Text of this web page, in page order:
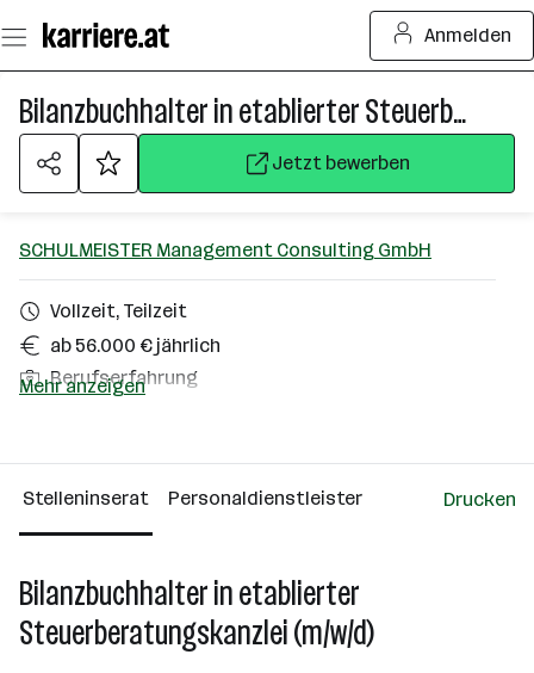
Seiteninhalt
springen
Anmelden
Bilanzbuchhalter in etablierter Steuerberatungskanzlei (m/w/d)
Jetzt bewerben
SCHULMEISTER Management Consulting GmbH
Vollzeit, Teilzeit
ab 56.000 € jährlich
Berufserfahrung
Über das Unternehmen
Wien
Mehr anzeigen
Stelleninserat Personaldienstleister Drucken
Bilanzbuchhalter in etablierter
Steuerberatungskanzlei (m/w/d)